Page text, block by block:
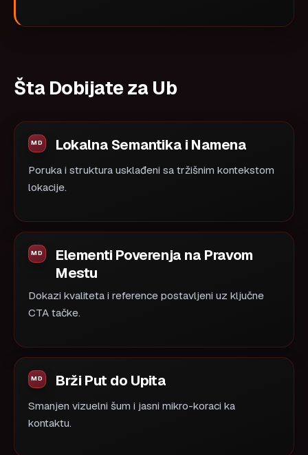
Šta Dobijate za Ub
Lokalna Semantika i Namena
Poruka i struktura usklađeni sa tržišnim kontekstom
lokacije.
Elementi Poverenja na Pravom
Mestu
Dokazi kvaliteta i reference postavljeni uz ključne
CTA tačke.
Brži Put do Upita
Smanjen vizuelni šum i jasni mikro-koraci ka
kontaktu.